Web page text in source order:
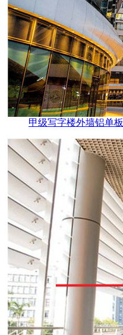
甲级写字楼外墙铝单板